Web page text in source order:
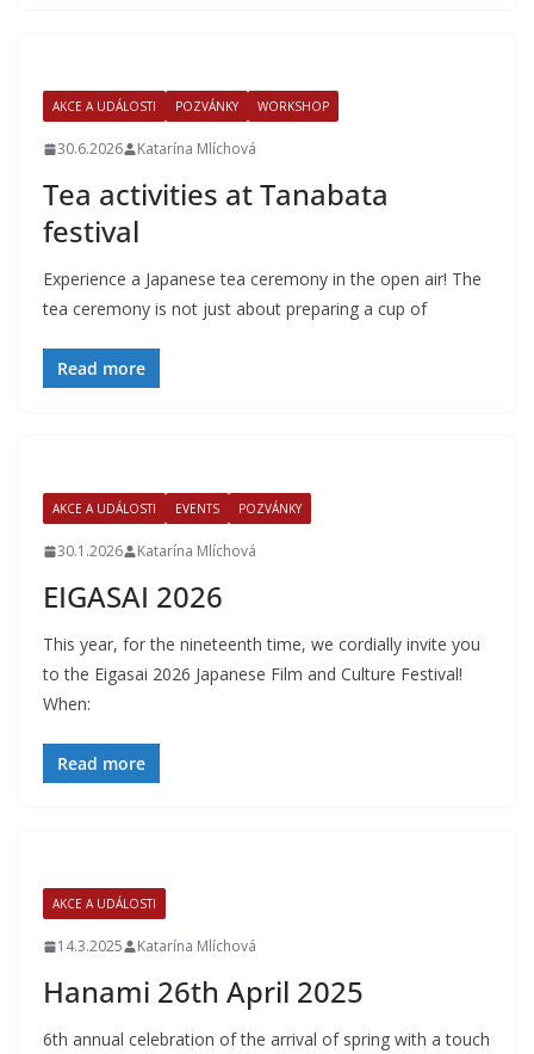
AKCE A UDÁLOSTI POZVÁNKY WORKSHOP
30.6.2026 Katarína Mlíchová
Tea activities at Tanabata
festival
Experience a Japanese tea ceremony in the open air! The
tea ceremony is not just about preparing a cup of
Read more
AKCE A UDÁLOSTI EVENTS POZVÁNKY
30.1.2026 Katarína Mlíchová
EIGASAI 2026
This year, for the nineteenth time, we cordially invite you
to the Eigasai 2026 Japanese Film and Culture Festival!
When:
Read more
AKCE A UDÁLOSTI
14.3.2025 Katarína Mlíchová
Hanami 26th April 2025
6th annual celebration of the arrival of spring with a touch